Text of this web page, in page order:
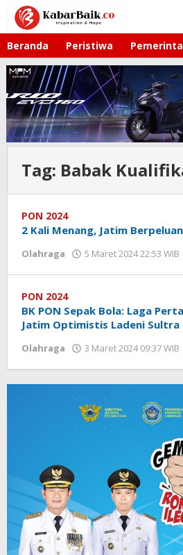
Lewati
konten
Beranda Peristiwa
Tag: Babak
PON 2024
2 Kali Menang, Jatim
Olahraga 5 Maret 2024 22:53 WIB
PON 2024
BK PON Sepak Bola: Laga
Jatim Optimistis Ladeni Sultra
Olahraga 3 Maret 2024 09:37 WIB